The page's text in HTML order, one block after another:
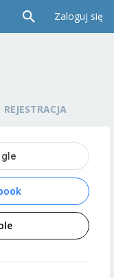
Zaloguj się
REJESTRACJA